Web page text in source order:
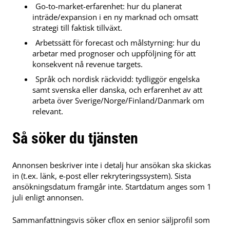
Go-to-market-erfarenhet: hur du planerat
inträde/expansion i en ny marknad och omsatt
strategi till faktisk tillväxt.
Arbetssätt för forecast och målstyrning: hur du
arbetar med prognoser och uppföljning för att
konsekvent nå revenue targets.
Språk och nordisk räckvidd: tydliggör engelska
samt svenska eller danska, och erfarenhet av att
arbeta över Sverige/Norge/Finland/Danmark om
relevant.
Så söker du tjänsten
Annonsen beskriver inte i detalj hur ansökan ska skickas
in (t.ex. länk, e-post eller rekryteringssystem). Sista
ansökningsdatum framgår inte. Startdatum anges som 1
juli enligt annonsen.
Sammanfattningsvis söker cflox en senior säljprofil som